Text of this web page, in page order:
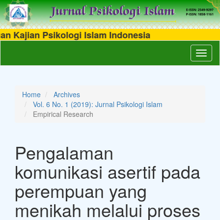
Psikologi Islam Indonesia
Main
Home
Archives
Vol. 6 No. 1 (2019): Jurnal Psikologi Islam
Empirical Research
Pengalaman
komunikasi asertif pada
perempuan yang
menikah melalui proses